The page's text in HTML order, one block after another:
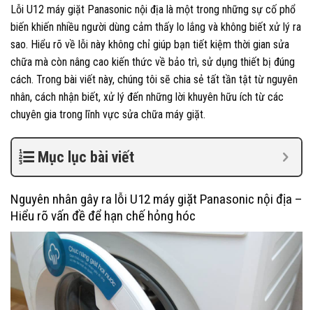
Lỗi U12 máy giặt Panasonic nội địa là một trong những sự cố phổ
biến khiến nhiều người dùng cảm thấy lo lắng và không biết xử lý ra
sao. Hiểu rõ về lỗi này không chỉ giúp bạn tiết kiệm thời gian sửa
chữa mà còn nâng cao kiến thức về bảo trì, sử dụng thiết bị đúng
cách. Trong bài viết này, chúng tôi sẽ chia sẻ tất tần tật từ nguyên
nhân, cách nhận biết, xử lý đến những lời khuyên hữu ích từ các
chuyên gia trong lĩnh vực sửa chữa máy giặt.
Mục lục bài viết
Nguyên nhân gây ra lỗi U12 máy giặt Panasonic nội địa –
Hiểu rõ vấn đề để hạn chế hỏng hóc